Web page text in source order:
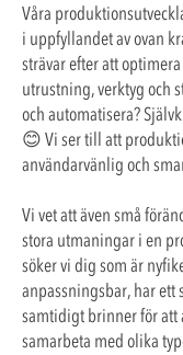
Våra
i uppfyllandet av ovan
strävar efter att
utrustning, verktyg och
och automatisera?
😊 Vi ser till att
användarvänlig och
Vi vet att även små
stora utmaningar i en
söker vi dig som är
anpassningsbar, har ett
samtidigt brinner för att
samarbeta med olika